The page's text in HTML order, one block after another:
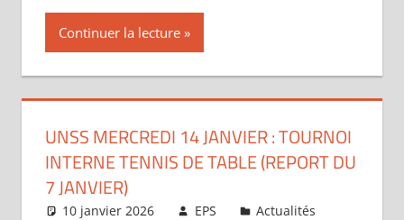
Continuer la lecture
UNSS MERCREDI 14 JANVIER : TOURNOI
INTERNE TENNIS DE TABLE (REPORT DU
7 JANVIER)
10 janvier 2026 EPS Actualités